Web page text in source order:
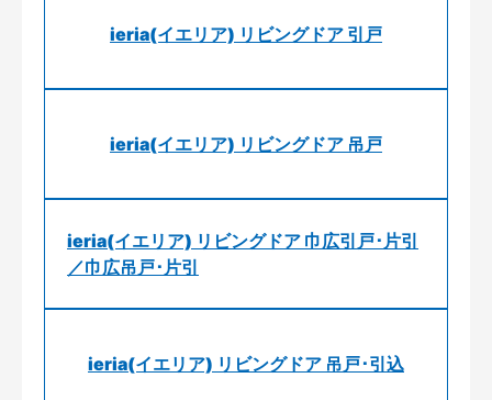
ieria(イエリア) リビングドア 引戸
ieria(イエリア) リビングドア 吊戸
ieria(イエリア) リビングドア 巾広引戸･片引
／巾広吊戸･片引
ieria(イエリア) リビングドア 吊戸･引込